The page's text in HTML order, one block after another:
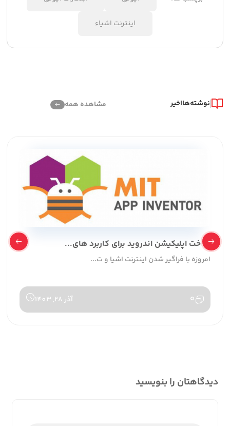
اینترنت اشیاء
نوشته‌هااخیر مشاهده همه
ساخت اپلیکیشن اندروید برای کاربرد های...
امروزه با فراگیر شدن اینترنت اشیا و ت...
0 آذر 28, 1403
دیدگاهتان را بنویسید